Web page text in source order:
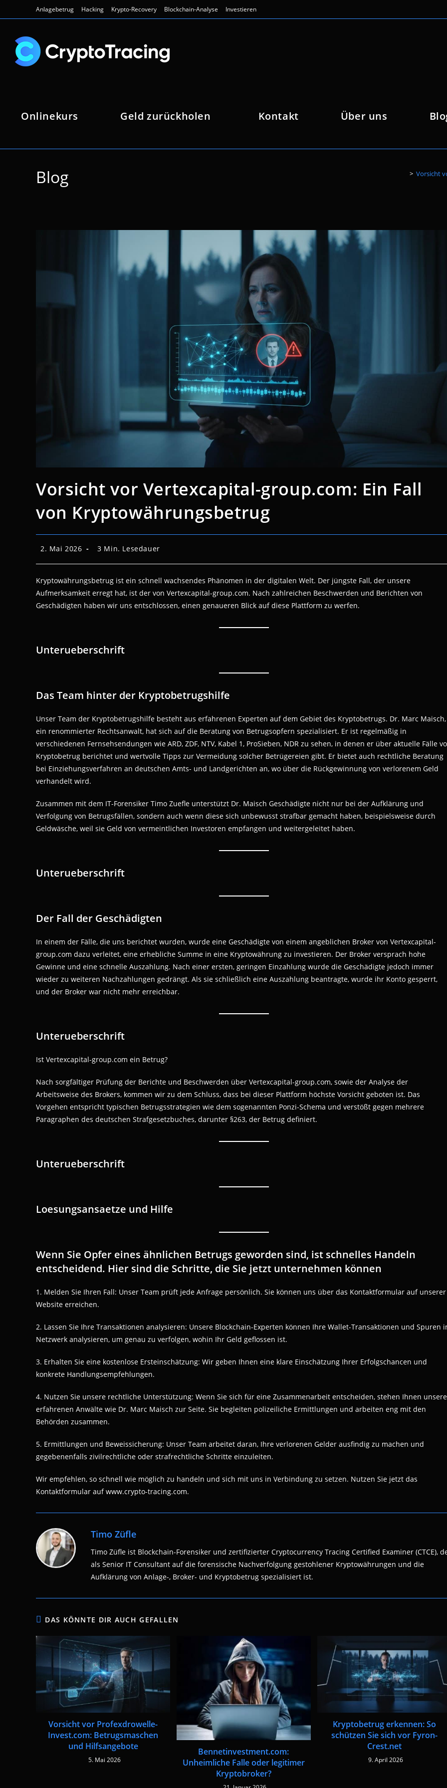
Inhalt
Anlagebetrug Hacking Krypto-Recovery Blockchain-Analyse Investieren
Onlinekurs Geld zurückholen Kontakt Über uns
Blog > Vorsicht
Vorsicht vor Vertexcapital-group.com: Ein Fall
von Kryptowährungsbetrug
Beitrag
2. Mai 2026 Lesedauer:
3 Min. Lesedauer
Kryptowährungsbetrug ist ein schnell wachsendes Phänomen in der digitalen Welt. Der jüngste Fall, der unsere
Aufmerksamkeit erregt hat, ist der von Vertexcapital-group.com. Nach zahlreichen Beschwerden und Berichten von
Geschädigten haben wir uns entschlossen, einen genaueren Blick auf diese Plattform zu werfen.
Unterueberschrift
Das Team hinter der Kryptobetrugshilfe
Unser Team der Kryptobetrugshilfe besteht aus erfahrenen Experten auf dem Gebiet des Kryptobetrugs. Dr. Marc Maisch,
ein renommierter Rechtsanwalt, hat sich auf die Beratung von Betrugsopfern spezialisiert. Er ist regelmäßig in
verschiedenen Fernsehsendungen wie ARD, ZDF, NTV, Kabel 1, ProSieben, NDR zu sehen, in denen er über aktuelle Fälle
Kryptobetrug berichtet und wertvolle Tipps zur Vermeidung solcher Betrügereien gibt. Er bietet auch rechtliche Beratung
bei Einziehungsverfahren an deutschen Amts- und Landgerichten an, wo über die Rückgewinnung von verlorenem Geld
verhandelt wird.
Zusammen mit dem IT-Forensiker Timo Zuefle unterstützt Dr. Maisch Geschädigte nicht nur bei der Aufklärung und
Verfolgung von Betrugsfällen, sondern auch wenn diese sich unbewusst strafbar gemacht haben, beispielsweise durch
Geldwäsche, weil sie Geld von vermeintlichen Investoren empfangen und weitergeleitet haben.
Unterueberschrift
Der Fall der Geschädigten
In einem der Fälle, die uns berichtet wurden, wurde eine Geschädigte von einem angeblichen Broker von Vertexcapital-
group.com dazu verleitet, eine erhebliche Summe in eine Kryptowährung zu investieren. Der Broker versprach hohe
Gewinne und eine schnelle Auszahlung. Nach einer ersten, geringen Einzahlung wurde die Geschädigte jedoch immer
wieder zu weiteren Nachzahlungen gedrängt. Als sie schließlich eine Auszahlung beantragte, wurde ihr Konto gesperrt,
und der Broker war nicht mehr erreichbar.
Unterueberschrift
Ist Vertexcapital-group.com ein Betrug?
Nach sorgfältiger Prüfung der Berichte und Beschwerden über Vertexcapital-group.com, sowie der Analyse der
Arbeitsweise des Brokers, kommen wir zu dem Schluss, dass bei dieser Plattform höchste Vorsicht geboten ist. Das
Vorgehen entspricht typischen Betrugsstrategien wie dem sogenannten Ponzi-Schema und verstößt gegen mehrere
Paragraphen des deutschen Strafgesetzbuches, darunter §263, der Betrug definiert.
Unterueberschrift
Loesungsansaetze und Hilfe
Wenn Sie Opfer eines ähnlichen Betrugs geworden sind, ist schnelles Handeln
entscheidend. Hier sind die Schritte, die Sie jetzt unternehmen können
1. Melden Sie Ihren Fall: Unser Team prüft jede Anfrage persönlich. Sie können uns über das Kontaktformular auf unserer
Website erreichen.
2. Lassen Sie Ihre Transaktionen analysieren: Unsere Blockchain-Experten können Ihre Wallet-Transaktionen und Spuren
Netzwerk analysieren, um genau zu verfolgen, wohin Ihr Geld geflossen ist.
3. Erhalten Sie eine kostenlose Ersteinschätzung: Wir geben Ihnen eine klare Einschätzung Ihrer Erfolgschancen und
konkrete Handlungsempfehlungen.
4. Nutzen Sie unsere rechtliche Unterstützung: Wenn Sie sich für eine Zusammenarbeit entscheiden, stehen Ihnen unsere
erfahrenen Anwälte wie Dr. Marc Maisch zur Seite. Sie begleiten polizeiliche Ermittlungen und arbeiten eng mit den
Behörden zusammen.
5. Ermittlungen und Beweissicherung: Unser Team arbeitet daran, Ihre verlorenen Gelder ausfindig zu machen und
gegebenenfalls zivilrechtliche oder strafrechtliche Schritte einzuleiten.
Wir empfehlen, so schnell wie möglich zu handeln und sich mit uns in Verbindung zu setzen. Nutzen Sie jetzt das
Kontaktformular auf www.crypto-tracing.com.
Timo Züfle
Timo Züfle ist Blockchain-Forensiker und zertifizierter Cryptocurrency Tracing Certified Examiner (CTCE),
als Senior IT Consultant auf die forensische Nachverfolgung gestohlener Kryptowährungen und die
Aufklärung von Anlage-, Broker- und Kryptobetrug spezialisiert ist.
DAS KÖNNTE DIR AUCH GEFALLEN
Vorsicht vor Profexdrowelle-
Invest.com: Betrugsmaschen
und Hilfsangebote
5. Mai 2026
Bennetinvestment.com:
Unheimliche Falle oder legitimer
Kryptobroker?
Kryptobetrug erkennen: So
schützen Sie sich vor Fyron-
Crest.net
9. April 2026